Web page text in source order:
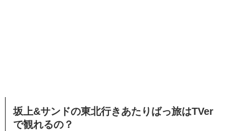
坂上&サンドの東北行きあたりばっ旅はTVer
で観れるの？